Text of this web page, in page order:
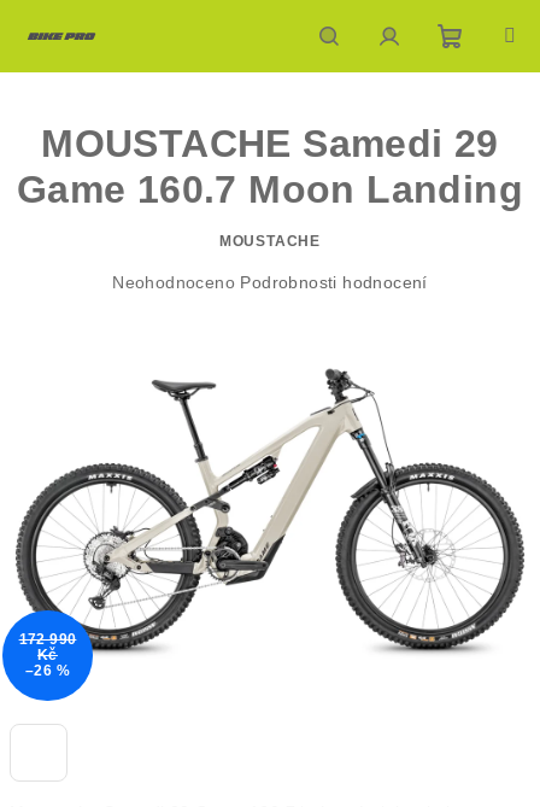
HledatPřihlášeníNákupní
košík
MOUSTACHE Samedi 29
Game 160.7 Moon Landing
MOUSTACHE
Průměrné
hvězdiček.
Neohodnoceno Podrobnosti hodnocení
172 990
Kč
–26 %